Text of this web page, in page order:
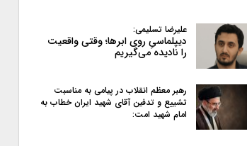
علیرضا تسلیمی:
دیپلماسیِ روی ابرها؛ وقتی واقعیت
را نادیده می‌گیریم
رهبر معظم انقلاب در پیامی به‌ مناسبت
تشییع و تدفین آقای شهید ایران خطاب به
امام شهید امت: